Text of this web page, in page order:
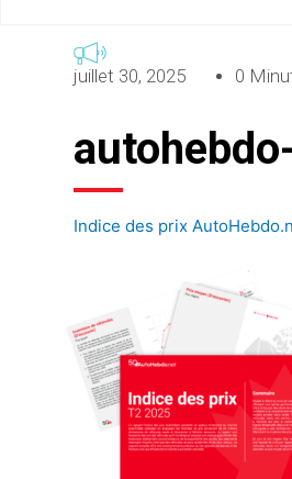
juillet 30, 2025 0
Indice des prix